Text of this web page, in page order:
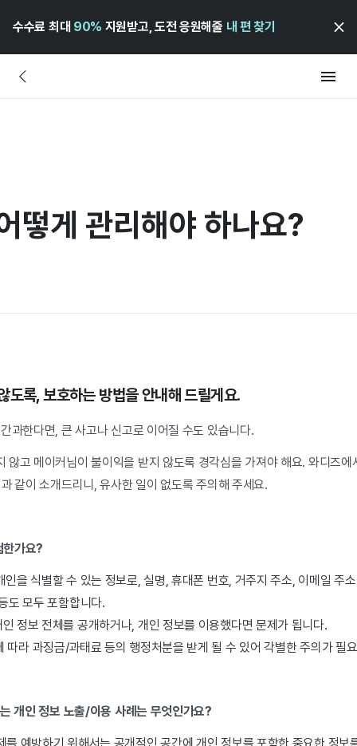
수수료 최대 90% 지원받고, 도전 응원해줄 내 편 찾기
떻게 관리해야 하나요?
도록, 보호하는 방법을 안내해 드릴게요.
과한다면, 큰 사고나 신고로 이어질 수도 있습니다.
않고 메이커님이 불이익을 받지 않도록 경각심을 가져야 해요. 와디즈에
같이 소개드리니, 유사한 일이 없도록 주의해 주세요.
한가요?
인을 식별할 수 있는 정보로, 실명, 휴대폰 번호, 거주지 주소, 이메일 주
도 모두 포함합니다.
정보 전체를 공개하거나, 개인 정보를 이용했다면 문제가 됩니다.
따라 과징금/과태료 등의 행정처분을 받게 될 수 있어 각별한 주의가 필
개인 정보 노출/이용 사례는 무엇인가요?